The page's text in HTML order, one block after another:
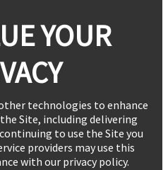
YOUR
technologies to enhance
Site, including delivering
to use the Site you
providers may use this
with our privacy policy.